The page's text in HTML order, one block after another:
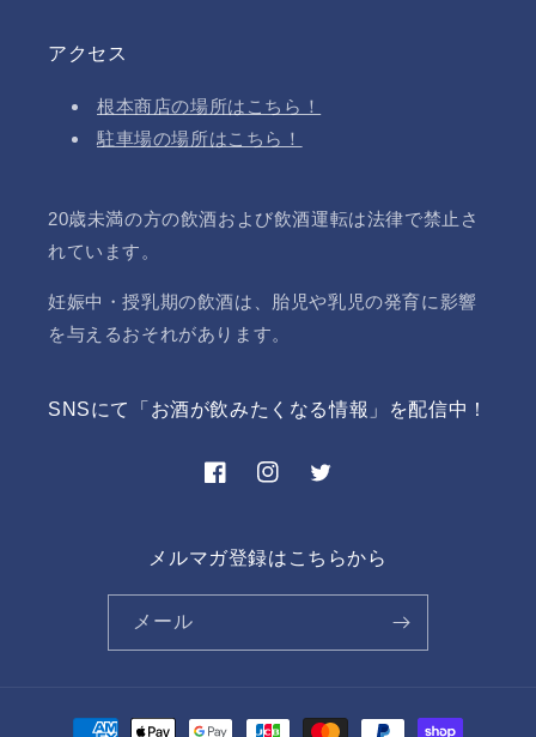
アクセス
根本商店の場所はこちら！
駐車場の場所はこちら！
20歳未満の方の飲酒および飲酒運転は法律で禁止さ
れています。
妊娠中・授乳期の飲酒は、胎児や乳児の発育に影響
を与えるおそれがあります。
SNSにて「お酒が飲みたくなる情報」を配信中！
FacebookInstagramTwitter
メルマガ登録はこちらから
メール